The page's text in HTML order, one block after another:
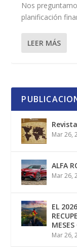
Nos
planificación
LEER MÁS
Mar 26,
ALFA
Mar 26,
EL
Mar 26,